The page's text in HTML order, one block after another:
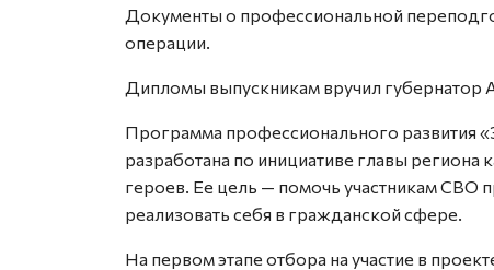
Документы о профессиональной
операции.
Дипломы выпускникам вручил губернатор
Программа профессионального развития
разработана по инициативе главы
героев. Ее цель — помочь участникам СВО
реализовать себя в гражданской сфере.
На первом этапе отбора на участие в